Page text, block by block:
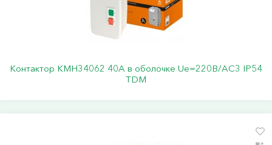
Контактор КМН34062 40А в оболочке Ue=220В/АC3 IP54
TDM